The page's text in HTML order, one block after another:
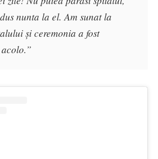
nunta la el. Am sunat la
și ceremonia a fost